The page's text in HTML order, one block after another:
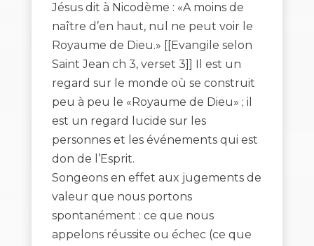
Jésus dit à Nicodème : «A moins de
naître d’en haut, nul ne peut voir le
Royaume de Dieu.» [[Evangile selon
Saint Jean ch 3, verset 3]] Il est un
regard sur le monde où se construit
peu à peu le «Royaume de Dieu» ; il
est un regard lucide sur les
personnes et les événements qui est
don de l’Esprit.
Songeons en effet aux jugements de
valeur que nous portons
spontanément : ce que nous
appelons réussite ou échec (ce que